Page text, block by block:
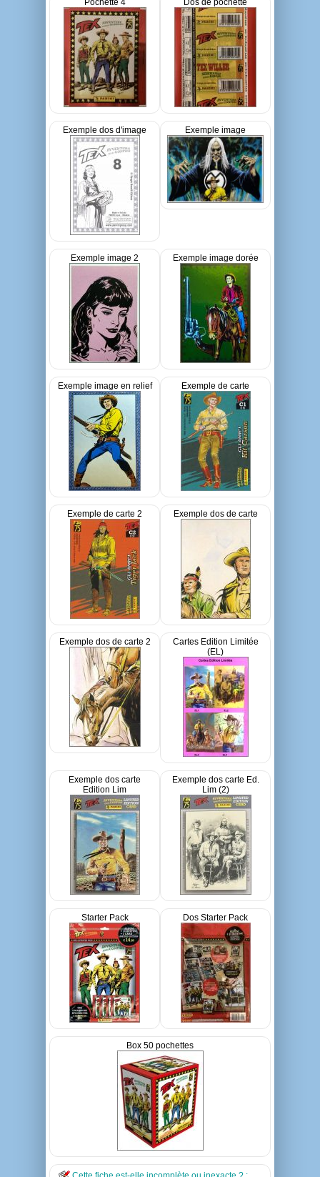
Pochette 4 Dos de pochette
Exemple dos d'image Exemple image
Exemple image 2 Exemple image dorée
Exemple image en relief Exemple de carte
Exemple de carte 2 Exemple dos de carte
Exemple dos de carte 2
Cartes Edition Limitée
(EL)
Exemple dos carte
Edition Lim
Exemple dos carte Ed.
Lim (2)
Starter Pack Dos Starter Pack
Box 50 pochettes